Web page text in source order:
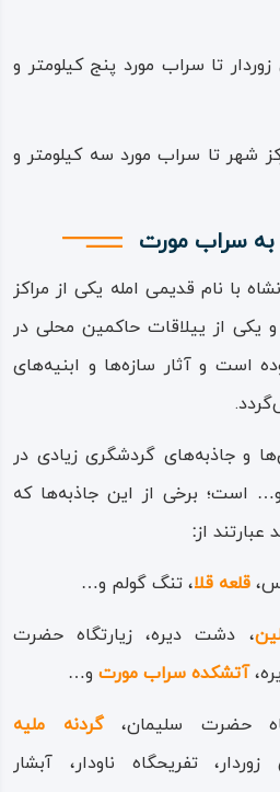
و وجود آتشکده‌ و کاخ اربابی و
جاذبه سراب مورت را دو چندان کرده
با املاح مغذی است که در
آشامیدنی و کشاورزی برای درمان
مفید تشخیص داده شده است.
دلیل آب و هوای بسیار دلپذیر و
زیاد، اتراقگاه بهارانه پرندگان
و بط سفید است که از دورترین
مهاجرت می‌کنند و یکی از زیباترین
پرندگان رقم می‌زنند.
تا سراب مورد پنج کیلومتر و
شهر تا سراب مورد سه کیلومتر و
سراب مورت
با نام قدیمی امله یکی از مراکز
یکی از ییلاقات حاکمین محلی در
است و آثار سازه‌ها و ابنیه‌های
و جاذبه‌های گردشگری زیادی در
است؛ برخی از این جاذبه‌ها که
از:
قلعه قلا، تنگ گولم و…
، دشت دیره، زیارتگاه حضرت
آتشکده سراب مورت و…
حضرت سلیمان،گردنه ملیه
تفریحگاه ناودار، آبشار